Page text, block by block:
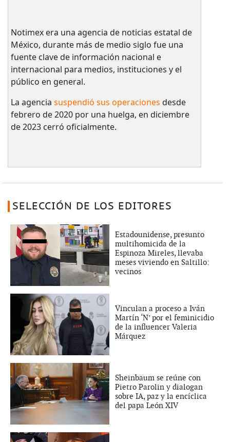
Notimex era una agencia de noticias estatal de
México, durante más de medio siglo fue una
fuente clave de información nacional e
internacional para medios, instituciones y el
público en general.
La agencia suspendió sus operaciones desde
febrero de 2020 por una huelga, en diciembre
de 2023 cerró oficialmente.
SELECCIÓN DE LOS EDITORES
Estadounidense, presunto
multihomicida de la
Espinoza Mireles, llevaba
meses viviendo en Saltillo:
vecinos
Vinculan a proceso a Iván
Martín ‘N’ por el feminicidio
de la influencer Valeria
Márquez
Sheinbaum se reúne con
Pietro Parolin y dialogan
sobre IA, paz y la encíclica
del papa León XIV